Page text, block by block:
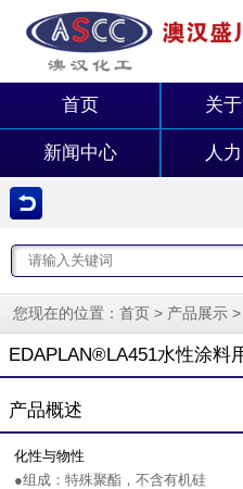
首页 关
新闻中心 人
您现在的位置： 首页 > 产品展示 >
EDAPLAN®LA451水性涂料
产品概述
化性与物性
●组成：特殊聚酯，不含有机硅